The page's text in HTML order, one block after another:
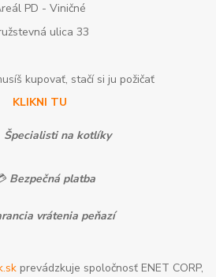
PD - Viničné
ulica 33
kupovať, stačí si ju požičať
KLIKNI TU
Špecialisti na kotlíky
Bezpečná platba
vrátenia peňazí
prevádzkuje spoločnosť ENET CORP,